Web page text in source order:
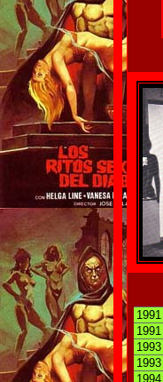
1991
1991
1993
1993
1994